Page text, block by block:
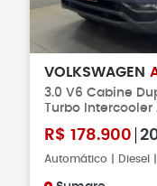
VOLKSWAGEN
3.0 V6 Cabine
Turbo
R$ 178.900
Automático | Diesel |